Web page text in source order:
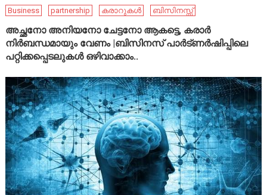
Business partnership കരാറുകൾ ബിസിനസ്സ്
അച്ഛനോ അനിയനോ ചേട്ടനോ ആകട്ടെ, കരാർ
നിർബന്ധമായും വേണം |ബിസിനസ് പാർട്ണർഷിപ്പിലെ
പറ്റിക്കപ്പെടലുകൾ ഒഴിവാക്കാം..